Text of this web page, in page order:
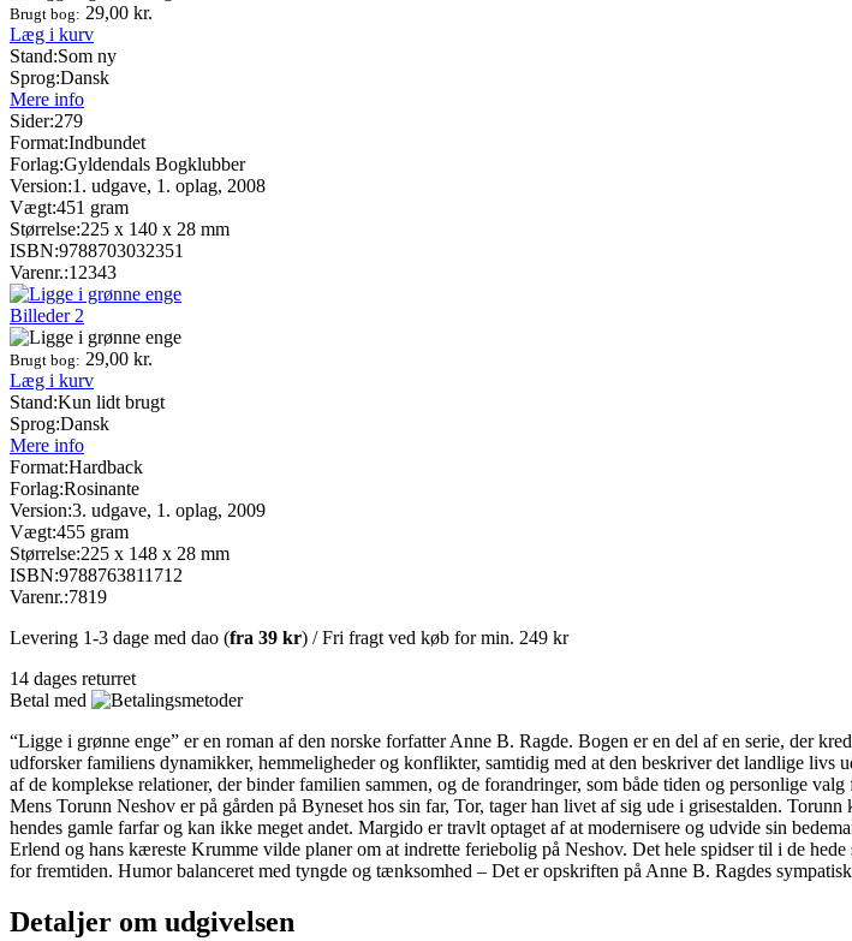
Brugt bog: 29,00 kr.
Læg i kurv
Stand:Som ny
Sprog:Dansk
Mere info
Sider:279
Format:Indbundet
Forlag:Gyldendals Bogklubber
Version:1. udgave, 1. oplag, 2008
Vægt:451 gram
Størrelse:225 x 140 x 28 mm
ISBN:9788703032351
Varenr.:12343
Billeder 2
Brugt bog: 29,00 kr.
Læg i kurv
Stand:Kun lidt brugt
Sprog:Dansk
Mere info
Format:Hardback
Forlag:Rosinante
Version:3. udgave, 1. oplag, 2009
Vægt:455 gram
Størrelse:225 x 148 x 28 mm
ISBN:9788763811712
Varenr.:7819
Levering 1-3 dage med dao (fra 39 kr) / Fri fragt ved køb for min. 249 kr
14 dages returret
Betal med
“Ligge i grønne enge” er en roman af den norske forfatter Anne B. Ragde. Bogen er en del af en serie, der
udforsker familiens dynamikker, hemmeligheder og konflikter, samtidig med at den beskriver det landlige
af de komplekse relationer, der binder familien sammen, og de forandringer, som både tiden og personlige valg
Mens Torunn Neshov er på gården på Byneset hos sin far, Tor, tager han livet af sig ude i grisestalden.
hendes gamle farfar og kan ikke meget andet. Margido er travlt optaget af at modernisere og udvide sin
Erlend og hans kæreste Krumme vilde planer om at indrette feriebolig på Neshov. Det hele spidser til i de
for fremtiden. Humor balanceret med tyngde og tænksomhed – Det er opskriften på Anne B. Ragdes
Detaljer om udgivelsen